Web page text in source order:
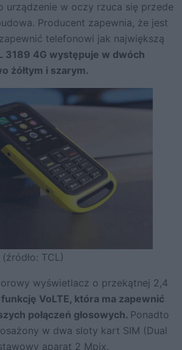
urządzenie w oczy rzuca się przede
Producent zapewnia, że jest
telefonowi jak największą
3189 4G występuje w dwóch
żółtym i szarym.
TCL)
wyświetlacz o przekątnej 2,4
VoLTE, która ma zapewnić
połączeń głosowych. Ponadto
w dwa sloty kart SIM (Dual
aparat 2 Mpix.